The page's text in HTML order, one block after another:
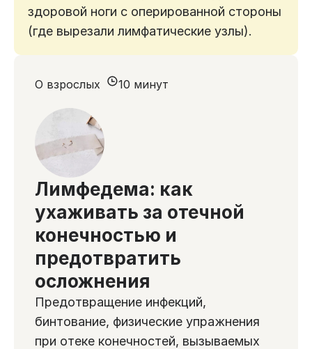
здоровой ноги с оперированной стороны
(где вырезали лимфатические узлы).
Лимфедема: как
ухаживать за отечной
конечностью и
предотвратить
осложнения
Предотвращение инфекций,
бинтование, физические упражнения
при отеке конечностей, вызываемых
О взрослых 10 минут